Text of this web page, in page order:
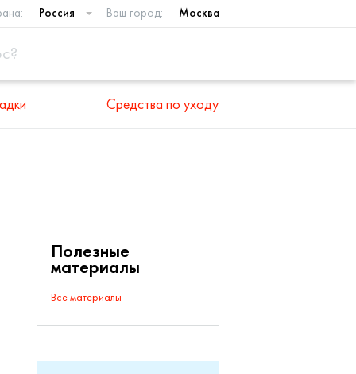
Россия Ваш город: Москва
Средства по уходу
Полезные
материалы
Все материалы